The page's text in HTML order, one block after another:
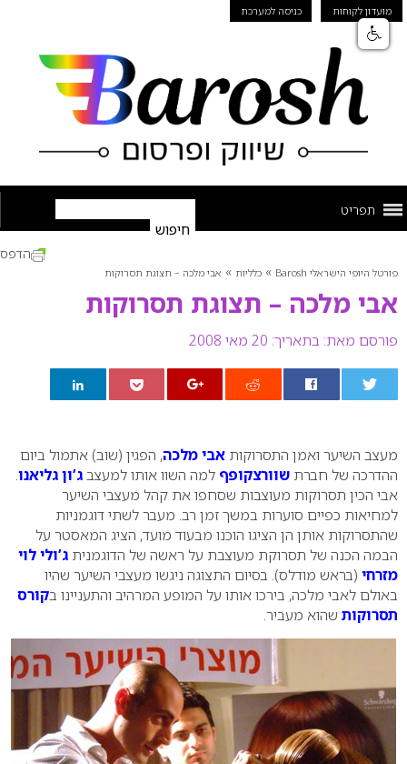
מועדון לקוחות כניסה למערכת
תפריט
פורטל היופי הישראלי Barosh » כלליות » אבי מלכה – תצוגת תסרוקות
אבי מלכה – תצוגת תסרוקות
פורסם מאת: בתאריך: 20 מאי 2008
הדפס
מעצב השיער ואמן התסרוקות אבי מלכה, הפגין (שוב) אתמול ביום
ההדרכה של חברת שוורצקופף למה השוו אותו למעצבג’ון גליאנו.
אבי הכין תסרוקות מעוצבות שסחפו את קהל מעצבי השיער
למחיאות כפיים סוערות במשך זמן רב. מעבר לשתי דוגמניות
שהתסרוקות אותן הן הציגו הוכנו מבעוד מועד, הציג המאסטר על
הבמה הכנה של תסרוקת מעוצבת על ראשה של הדוגמנית ג’ולי לוי
מזרחי (בראש מודלס). בסיום התצוגה ניגשו מעצבי השיער שהיו
באולם לאבי מלכה, בירכו אותו על המופע המרהיב והתעניינו בקורס
תסרוקות שהוא מעביר.